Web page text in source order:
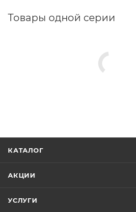
Товары одной серии
КАТАЛОГ
АКЦИИ
УСЛУГИ